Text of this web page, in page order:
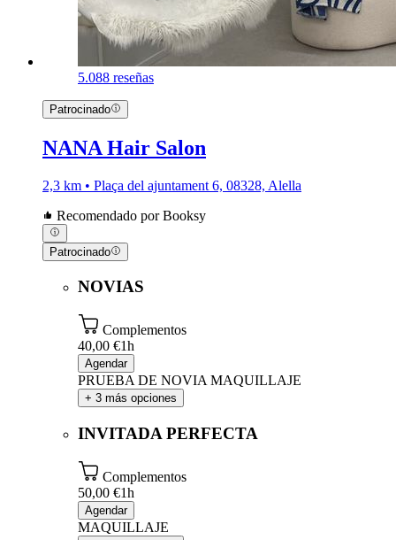
5.088 reseñas
Patrocinado
NANA Hair Salon
2,3 km • Plaça del ajuntament 6, 08328, Alella
Recomendado por Booksy
Patrocinado
NOVIAS
Complementos
40,00 €1h
Agendar
PRUEBA DE NOVIA MAQUILLAJE
+ 3 más opciones
INVITADA PERFECTA
Complementos
50,00 €1h
Agendar
MAQUILLAJE